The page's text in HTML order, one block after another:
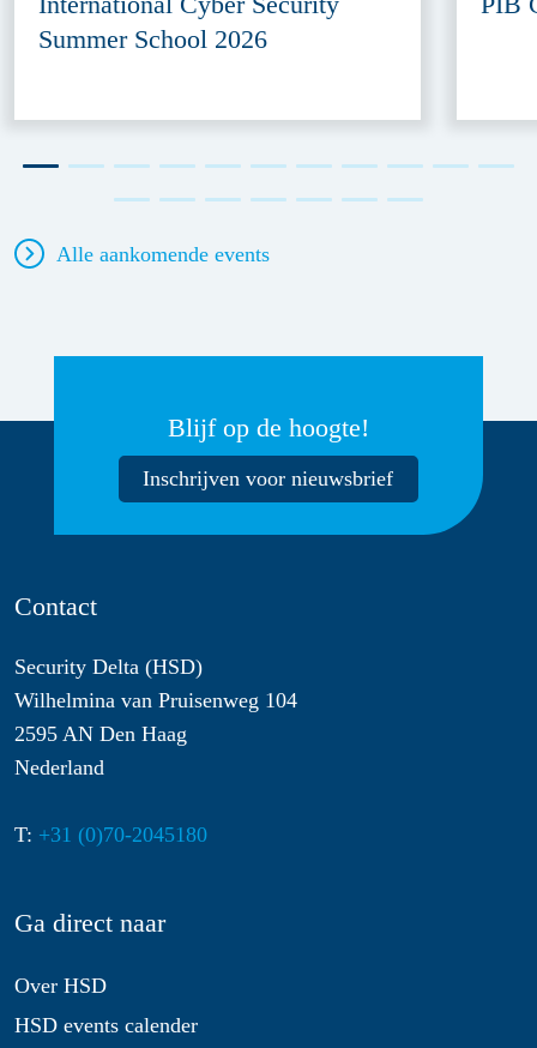
Summer School 2026
Alle aankomende events
Blijf op de hoogte!
Inschrijven voor nieuwsbrief
Contact
Security Delta (HSD)
Wilhelmina van Pruisenweg 104
2595 AN Den Haag
Nederland
T: +31 (0)70-2045180
Ga direct naar
Over HSD
HSD events calender